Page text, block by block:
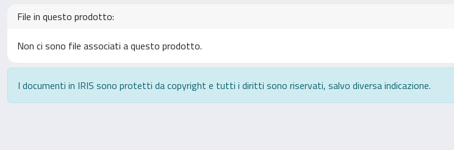
File in questo prodotto:
Non ci sono file associati a questo prodotto.
I documenti in IRIS sono protetti da copyright e tutti i diritti sono riservati, salvo diversa indicazione.